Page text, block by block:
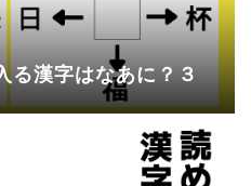
る漢字はなあに？３